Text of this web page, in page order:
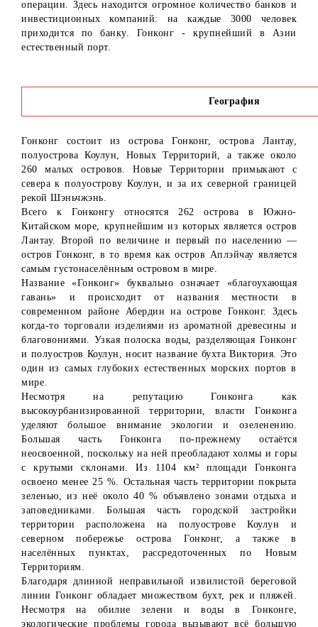
операции. Здесь находится огромное количество банков и
инвестиционных компаний: на каждые 3000 человек
приходится по банку. Гонконг - крупнейший в Азии
естественный порт.
География
Гонконг состоит из острова Гонконг, острова Лантау,
полуострова Коулун, Новых Территорий, а также около
260 малых островов. Новые Территории примыкают с
севера к полуострову Коулун, и за их северной границей
рекой Шэньчжэнь.
Всего к Гонконгу относятся 262 острова в Южно-
Китайском море, крупнейшим из которых является остров
Лантау. Второй по величине и первый по населению —
остров Гонконг, в то время как остров Аплэйчау является
самым густонаселённым островом в мире.
Название «Гонконг» буквально означает «благоухающая
гавань» и происходит от названия местности в
современном районе Абердин на острове Гонконг. Здесь
когда-то торговали изделиями из ароматной древесины и
благовониями. Узкая полоска воды, разделяющая Гонконг
и полуостров Коулун, носит название бухта Виктория. Это
один из самых глубоких естественных морских портов в
мире.
Несмотря на репутацию Гонконга как
высокоурбанизированной территории, власти Гонконга
уделяют большое внимание экологии и озеленению.
Большая часть Гонконга по-прежнему остаётся
неосвоенной, поскольку на ней преобладают холмы и горы
с крутыми склонами. Из 1104 км² площади Гонконга
освоено менее 25 %. Остальная часть территории покрыта
зеленью, из неё около 40 % объявлено зонами отдыха и
заповедниками. Большая часть городской застройки
территории расположена на полуострове Коулун и
северном побережье острова Гонконг, а также в
населённых пунктах, рассредоточенных по Новым
Территориям.
Благодаря длинной неправильной извилистой береговой
линии Гонконг обладает множеством бухт, рек и пляжей.
Несмотря на обилие зелени и воды в Гонконге,
экологические проблемы города вызывают всё большую